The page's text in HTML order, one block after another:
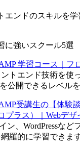
エンドのスキルを
に強いスクール5選
学習コース｜フ
トエンド技術を使
公開できるレベル
受講生の【体験
プラス）｜Webデザ
ン、WordPressな
羅的に学習できま